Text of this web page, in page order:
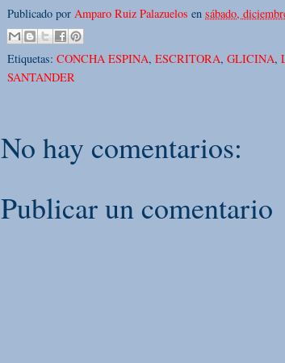
Publicado por Amparo Ruiz Palazuelos en sábado,
Etiquetas: CONCHA ESPINA, ESCRITORA, GLICINA,
SANTANDER
No hay comentarios:
Publicar un comentario